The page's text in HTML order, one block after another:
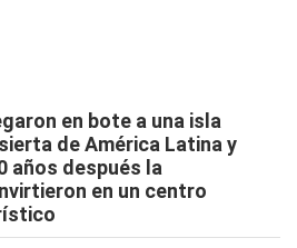
en bote a una isla
de América Latina y
años después la
en un centro